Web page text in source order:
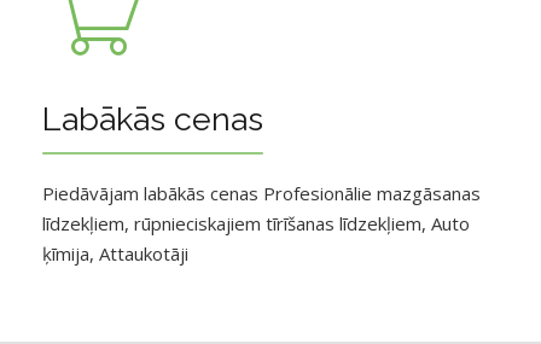
Labākās cenas
Piedāvājam labākās cenas Profesionālie mazgāsanas
līdzekļiem, rūpnieciskajiem tīrīšanas līdzekļiem, Auto
ķīmija, Attaukotāji